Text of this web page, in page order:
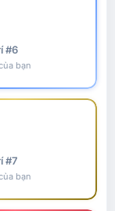
#6
bạn
#7
bạn